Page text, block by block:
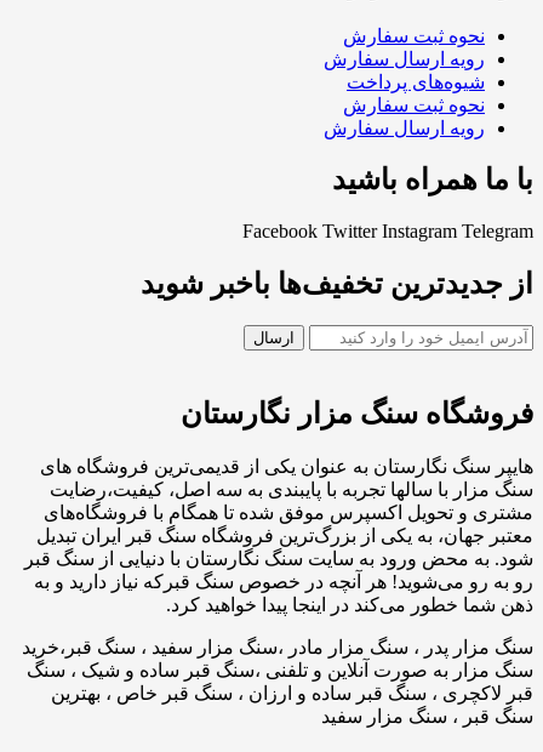
نحوه ثبت سفارش
رویه ارسال سفارش
شیوه‌های پرداخت
نحوه ثبت سفارش
رویه ارسال سفارش
با ما همراه باشید
Facebook Twitter Instagram Telegram
از جدیدترین تخفیف‌ها باخبر شوید
فروشگاه سنگ مزار نگارستان
هایپر سنگ نگارستان به عنوان یکی از قدیمی‌ترین فروشگاه های
سنگ مزار با سالها تجربه با پایبندی به سه اصل، کیفیت،رضایت
مشتری و تحویل اکسپرس موفق شده تا همگام با فروشگاه‌های
معتبر جهان، به یکی از بزرگ‌ترین فروشگاه سنگ قبر ایران تبدیل
شود. به محض ورود به سایت سنگ نگارستان با دنیایی از سنگ قبر
رو به رو می‌شوید! هر آنچه در خصوص سنگ قبرکه نیاز دارید و به
ذهن شما خطور می‌کند در اینجا پیدا خواهید کرد.
سنگ مزار پدر ، سنگ مزار مادر ،سنگ مزار سفید ، سنگ قبر،خرید
سنگ مزار به صورت آنلاین و تلفنی ،سنگ قبر ساده و شیک ، سنگ
قبر لاکچری ، سنگ قبر ساده و ارزان ، سنگ قبر خاص ، بهترین
سنگ قبر ، سنگ مزار سفید